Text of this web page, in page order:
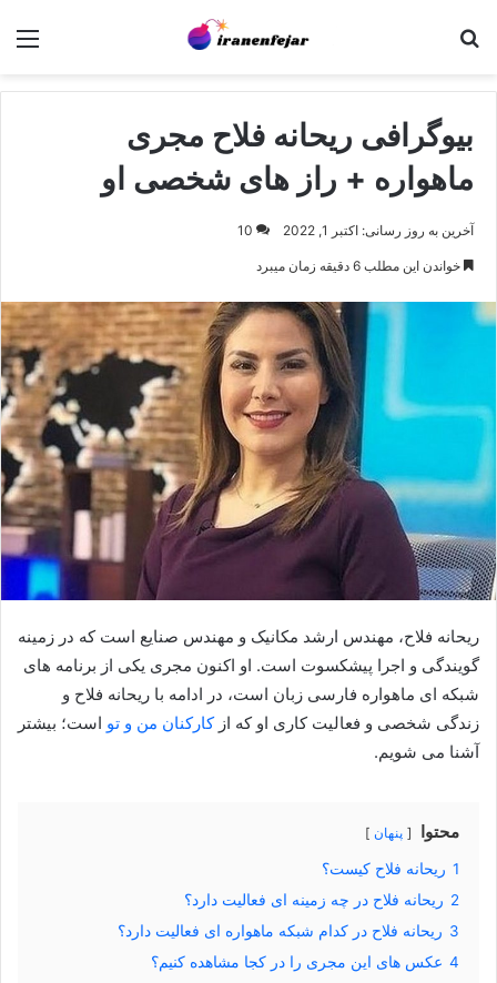
بیوگرافی ریحانه فلاح مجری
ماهواره + راز های شخصی او
آخرین به روز رسانی: اکتبر 1, 2022 10
خواندن این مطلب 6 دقیقه زمان میبرد
ریحانه فلاح، مهندس ارشد مکانیک و مهندس صنایع است که در زمینه
گویندگی و اجرا پیشکسوت است. او اکنون مجری یکی از برنامه های
شبکه ای ماهواره فارسی زبان است، در ادامه با ریحانه فلاح و
زندگی شخصی و فعالیت کاری او که ازکارکنان من و تو است؛ بیشتر
آشنا می شویم.
محتوا پنهان
1 ریحانه فلاح کیست؟
2 ریحانه فلاح در چه زمینه ای فعالیت دارد؟
3 ریحانه فلاح در کدام شبکه ماهواره ای فعالیت دارد؟
4 عکس های این مجری را در کجا مشاهده کنیم؟